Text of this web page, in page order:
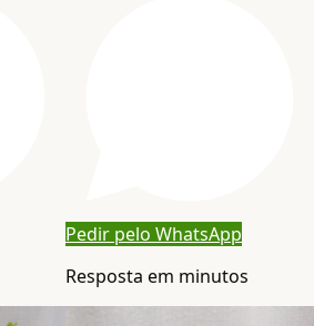
Pedir pelo WhatsApp
Resposta em minutos